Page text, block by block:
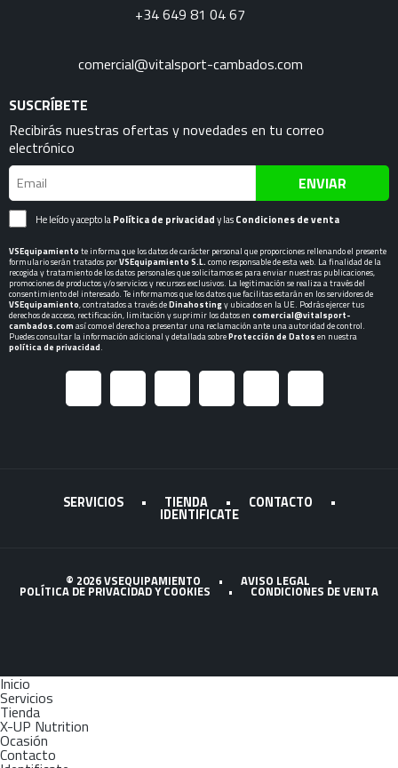
+34 649 81 04 67
comercial@vitalsport-cambados.com
SUSCRÍBETE
Recibirás nuestras ofertas y novedades en tu correo
electrónico
ENVIAR
He leído y acepto laPolítica de privacidady lasCondiciones de venta
VSEquipamiento te informa que los datos de carácter personal que proporciones rellenando el presente
formulario serán tratados porVSEquipamiento S.L. como responsable de esta web. La finalidad de la
recogida y tratamiento de los datos personales que solicitamos es para enviar nuestras publicaciones,
promociones de productos y/o servicios y recursos exclusivos. La legitimación se realiza a través del
consentimiento del interesado. Te informamos que los datos que facilitas estarán en los servidores de
VSEquipamiento, contratados a través deDinahostingy ubicados en la UE. Podrás ejercer tus
derechos de acceso, rectificación, limitación y suprimir los datos en comercial@vitalsport-
cambados.com así como el derecho a presentar una reclamación ante una autoridad de control.
Puedes consultar la información adicional y detallada sobreProtección de Datos en nuestra
política de privacidad.
SERVICIOS • TIENDA • CONTACTO •
IDENTIFICATE
© 2026 VSEQUIPAMIENTO • AVISO LEGAL •
POLÍTICA DE PRIVACIDAD Y COOKIES • CONDICIONES DE VENTA
Inicio
Servicios
Tienda
X-UP Nutrition
Ocasión
Contacto